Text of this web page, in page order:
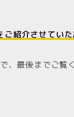
紹介させていた
、最後までご覧